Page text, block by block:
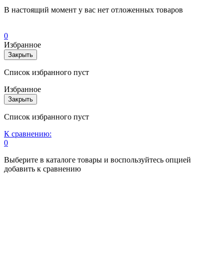
В настоящий момент у вас нет отложенных товаров
0
Избранное
Закрыть
Список избранного пуст
Избранное
Закрыть
Список избранного пуст
К сравнению:
0
Выберите в каталоге товары и воспользуйтесь опцией
добавить к сравнению